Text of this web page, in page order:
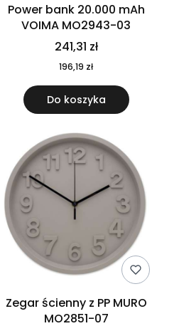
Power bank 20.000 mAh
VOIMA MO2943-03
241,31 zł
196,19 zł
Do koszyka
Zegar ścienny z PP MURO
MO2851-07